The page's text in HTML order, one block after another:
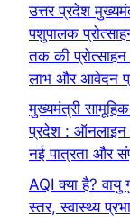
उत्तर प्रदेश
पशुपालक
तक की प्रोत्साहन
लाभ और आवेदन
मुख्यमंत्री सामूहिक
प्रदेश :
नई पात्रता और
AQI क्या है?
स्तर, स्वास्थ्य